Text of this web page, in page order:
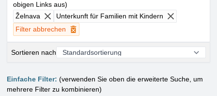
obigen Links aus)
Želnava
Unterkunft für Familien mit Kindern
Filter abbrechen
Sortieren nach
Einfache Filter: (verwenden Sie oben die erweiterte Suche, um
mehrere Filter zu kombinieren)